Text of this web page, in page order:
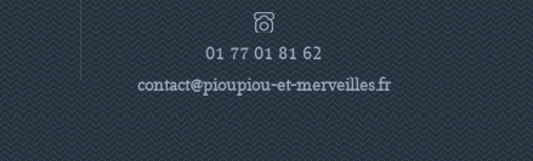
01 77 01 81 62
contact@pioupiou-et-merveilles.fr